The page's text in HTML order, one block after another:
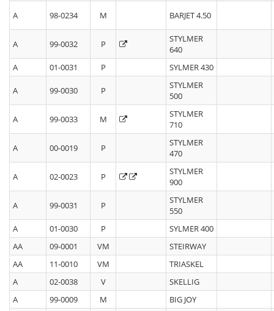
A 98-0234 M BARJET 4.50
A 99-0032 P
STYLMER
640
A
01-0031 P SYLMER 430
A 99-0030 P
STYLMER
500
A 99-0033 M
STYLMER
710
A 00-0019 P
STYLMER
470
A 02-0023 P
STYLMER
900
A 99-0031 P
STYLMER
550
A
01-0030 P
SYLMER 400
AA
09-0001 VM
STEIRWAY
AA
11-0010 VM
TRIASKEL
A
02-0038 V
SKELLIG
A
99-0009 M BIG JOY